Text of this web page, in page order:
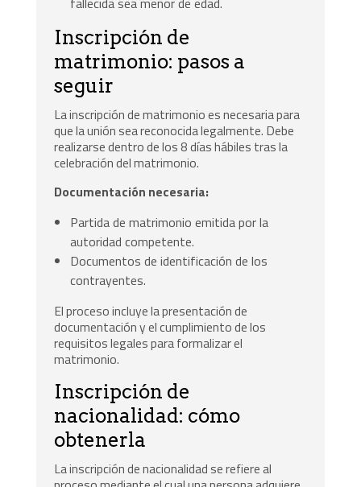
Inscripción de
matrimonio: pasos a
seguir
La inscripción de matrimonio es necesaria para
que la unión sea reconocida legalmente. Debe
realizarse dentro de los 8 días hábiles tras la
celebración del matrimonio.
Documentación necesaria:
Partida de matrimonio emitida por la
autoridad competente.
Documentos de identificación de los
contrayentes.
El proceso incluye la presentación de
documentación y el cumplimiento de los
requisitos legales para formalizar el
matrimonio.
Inscripción de
nacionalidad: cómo
obtenerla
La inscripción de nacionalidad se refiere al